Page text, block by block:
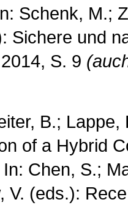
Schenk, M.;
Sichere und
S. 9
B.;
of a Hybrid
Chen, S.;
V. (eds.):